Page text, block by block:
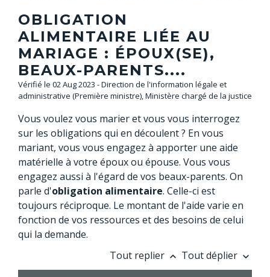
OBLIGATION
ALIMENTAIRE LIÉE AU
MARIAGE : ÉPOUX(SE),
BEAUX-PARENTS....
Vérifié le 02 Aug 2023 - Direction de l'information légale et
administrative (Première ministre), Ministère chargé de la justice
Vous voulez vous marier et vous vous interrogez
sur les obligations qui en découlent ? En vous
mariant, vous vous engagez à apporter une aide
matérielle à votre époux ou épouse. Vous vous
engagez aussi à l'égard de vos beaux-parents. On
parle d'obligation alimentaire. Celle-ci est
toujours réciproque. Le montant de l'aide varie en
fonction de vos ressources et des besoins de celui
qui la demande.
Tout replier keyboard_arrow_up Tout déplier keyboard_arrow_down